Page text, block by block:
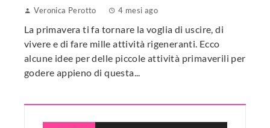
Veronica Perotto 4 mesi ago
La primavera ti fa tornare la voglia di uscire, di
vivere e di fare mille attività rigeneranti. Ecco
alcune idee per delle piccole attività primaverili per
godere appieno di questa...